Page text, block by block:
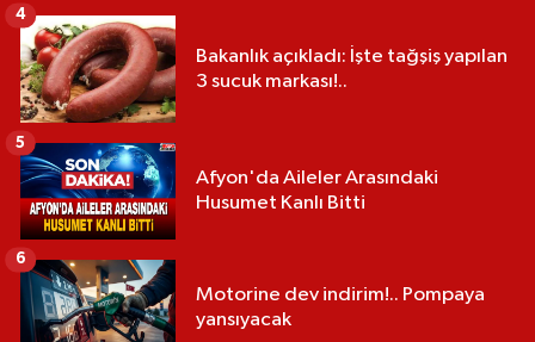
Bakanlık açıkladı: İşte tağşiş yapılan
3 sucuk markası!..
4
Afyon'da Aileler Arasındaki
Husumet Kanlı Bitti
5
Motorine dev indirim!.. Pompaya
yansıyacak
6